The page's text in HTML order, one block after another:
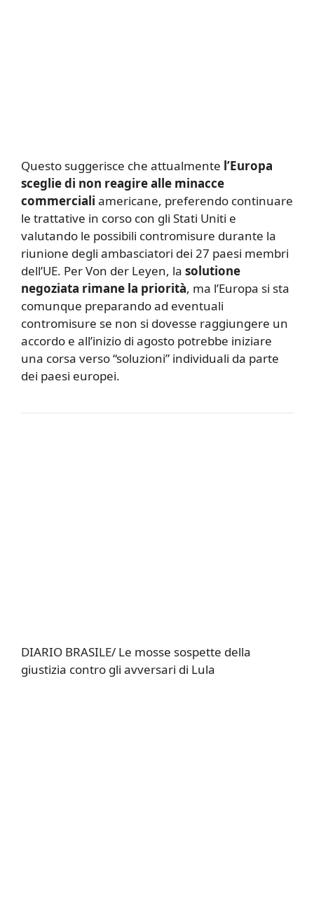
Questo suggerisce che attualmente l’Europa
sceglie di non reagire alle minacce
commerciali americane, preferendo continuare
le trattative in corso con gli Stati Uniti e
valutando le possibili contromisure durante la
riunione degli ambasciatori dei 27 paesi membri
dell’UE. Per Von der Leyen, la solutione
negoziata rimane la priorità, ma l’Europa si sta
comunque preparando ad eventuali
contromisure se non si dovesse raggiungere un
accordo e all’inizio di agosto potrebbe iniziare
una corsa verso “soluzioni” individuali da parte
dei paesi europei.
DIARIO BRASILE/ Le mosse sospette della
giustizia contro gli avversari di Lula